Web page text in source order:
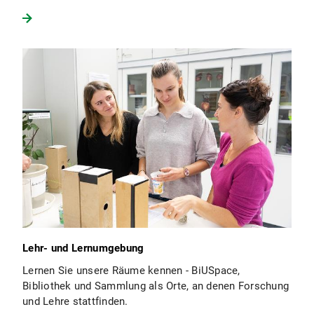
Lehr- und Lernumgebung
Lernen Sie unsere Räume kennen - BiUSpace,
Bibliothek und Sammlung als Orte, an denen Forschung
und Lehre stattfinden.